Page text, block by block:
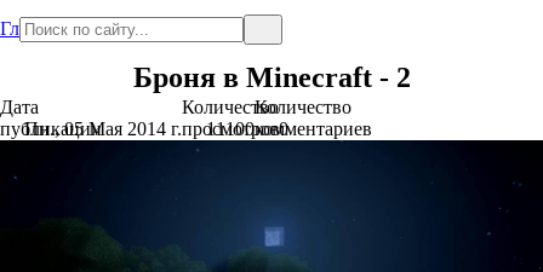
Главная
Броня в Minecraft - 2
Дата
публикации
Пн., 05 Мая 2014 г.
Количество
просмотров
11100
Количество
комментариев
0